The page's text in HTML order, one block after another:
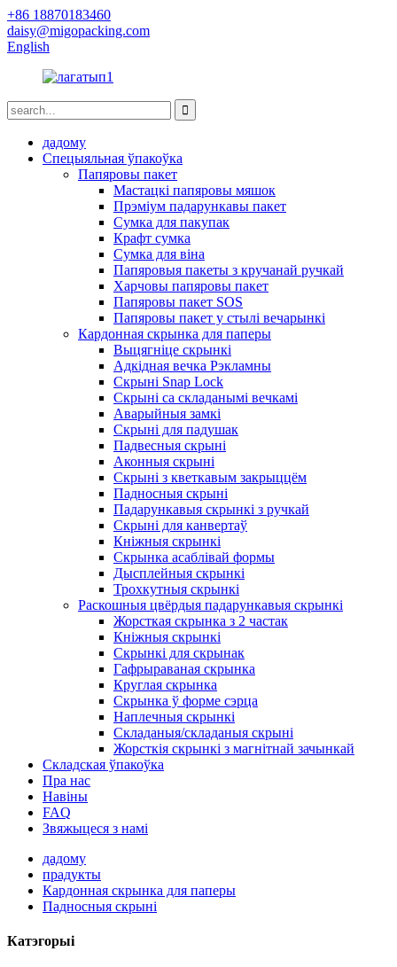
+86 18870183460
daisy@migopacking.com
English
дадому
Спецыяльная ўпакоўка
Папяровы пакет
Мастацкі папяровы мяшок
Прэміум падарункавы пакет
Сумка для пакупак
Крафт сумка
Сумка для віна
Папяровыя пакеты з кручанай ручкай
Харчовы папяровы пакет
Папяровы пакет SOS
Папяровы пакет у стылі вечарынкі
Кардонная скрынка для паперы
Выцягніце скрынкі
Адкідная вечка Рэкламны
Скрыні Snap Lock
Скрыні са складанымі вечкамі
Аварыйныя замкі
Скрыні для падушак
Падвесныя скрыні
Аконныя скрыні
Скрыні з кветкавым закрыццём
Падносныя скрыні
Падарункавыя скрынкі з ручкай
Скрыні для канвертаў
Кніжныя скрынкі
Скрынка асаблівай формы
Дысплейныя скрынкі
Трохкутныя скрынкі
Раскошныя цвёрдыя падарункавыя скрынкі
Жорсткая скрынка з 2 частак
Кніжныя скрынкі
Скрынкі для скрынак
Гафрыраваная скрынка
Круглая скрынка
Скрынка ў форме сэрца
Наплечныя скрынкі
Складаныя/складаныя скрыні
Жорсткія скрынкі з магнітнай зачынкай
Складская ўпакоўка
Пра нас
Навіны
FAQ
Звяжыцеся з намі
дадому
прадукты
Кардонная скрынка для паперы
Падносныя скрыні
Катэгорыі